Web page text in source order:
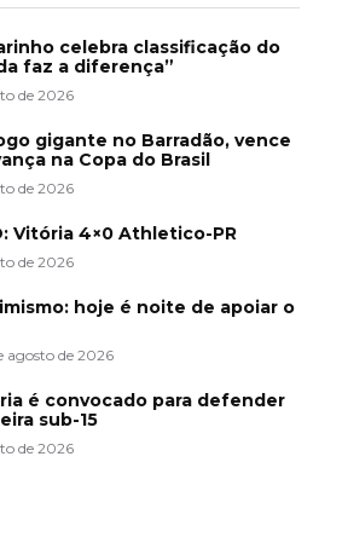
celebra classificação do
faz a diferença”
de 2026
gigante no Barradão, vence
na Copa do Brasil
de 2026
Vitória 4×0 Athletico-PR
de 2026
hoje é noite de apoiar o
agosto de 2026
é convocado para defender
sub-15
de 2026